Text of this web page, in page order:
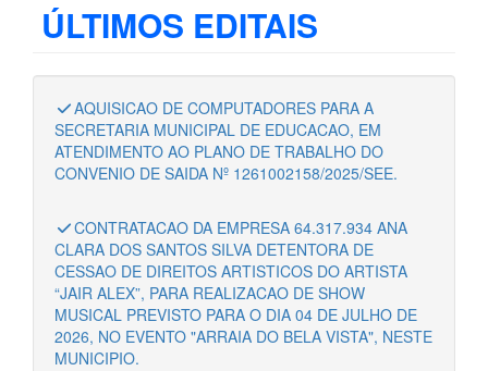
ÚLTIMOS EDITAIS
AQUISICAO DE COMPUTADORES PARA A
SECRETARIA MUNICIPAL DE EDUCACAO, EM
ATENDIMENTO AO PLANO DE TRABALHO DO
CONVENIO DE SAIDA Nº 1261002158/2025/SEE.
CONTRATACAO DA EMPRESA 64.317.934 ANA
CLARA DOS SANTOS SILVA DETENTORA DE
CESSAO DE DIREITOS ARTISTICOS DO ARTISTA
“JAIR ALEX”, PARA REALIZACAO DE SHOW
MUSICAL PREVISTO PARA O DIA 04 DE JULHO DE
2026, NO EVENTO "ARRAIA DO BELA VISTA", NESTE
MUNICIPIO.